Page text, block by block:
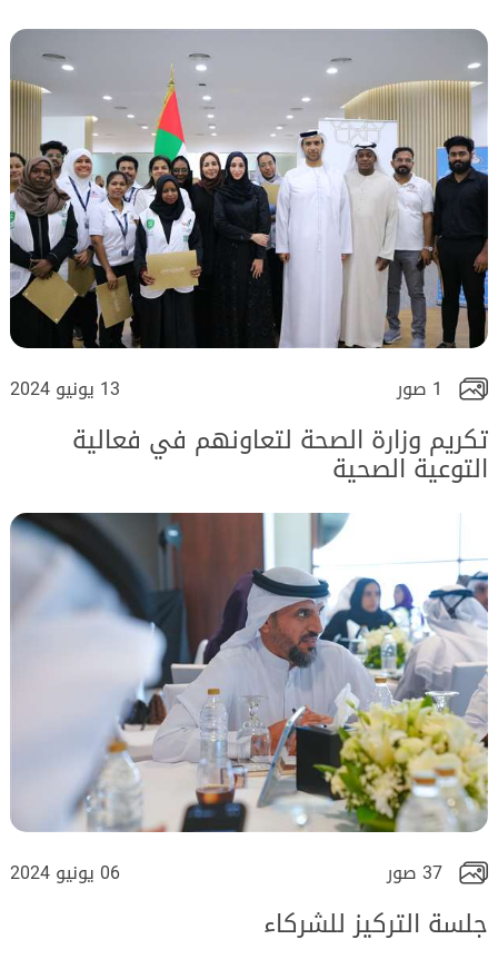
1 صور 13 يونيو 2024
تكريم وزارة الصحة لتعاونهم في فعالية
التوعية الصحية
37 صور 06 يونيو 2024
جلسة التركيز للشركاء